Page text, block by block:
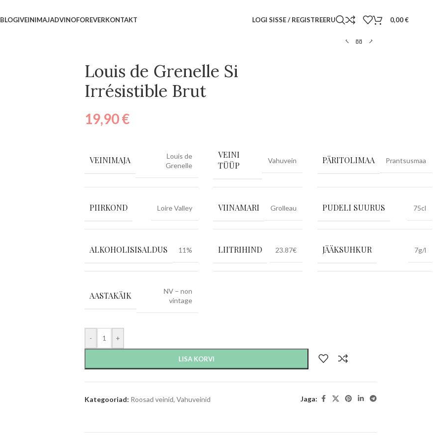
BLOGIVEINIMAJADVINOFOREVERKONTAKT LOGI SISSE / REGISTREERU 0,00€
Louis de Grenelle Si
Irrésistible Brut
19,90€
VEINIMAJA
Louis de
Grenelle
VEINI
TÜÜP
Vahuvein PÄRITOLIMAA Prantsusmaa
PIIRKOND Loire Valley VIINAMARI Grolleau PUDELI SUURUS 75cl
ALKOHOLISISALDUS 11% LIITRIHIND 23.87€ JÄÄKSUHKUR 7g/l
AASTAKÄIK
NV – non
vintage
- +
LISA KORVI
Kategooriad: Roosad veinid, Vahuveinid Jaga: